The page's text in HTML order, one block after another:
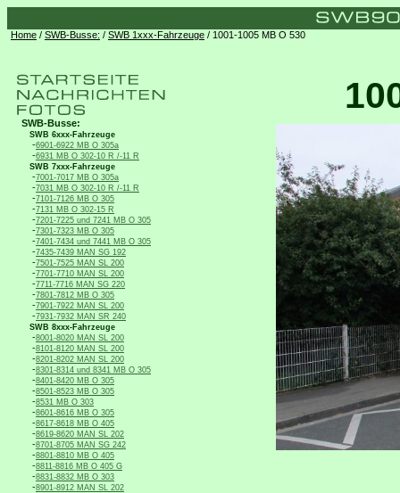
Home / SWB-Busse: / SWB 1xxx-Fahrzeuge / 1001-1005 MB O 530
SWB-Busse:
SWB 6xxx-Fahrzeuge
-6901-6922 MB O 305a
-6931 MB O 302-10 R /-11 R
SWB 7xxx-Fahrzeuge
-7001-7017 MB O 305a
-7031 MB O 302-10 R /-11 R
-7101-7126 MB O 305
-7131 MB O 302-15 R
-7201-7225 und 7241 MB O 305
-7301-7323 MB O 305
-7401-7434 und 7441 MB O 305
-7435-7439 MAN SG 192
-7501-7525 MAN SL 200
-7701-7710 MAN SL 200
-7711-7716 MAN SG 220
-7801-7812 MB O 305
-7901-7922 MAN SL 200
-7931-7932 MAN SR 240
SWB 8xxx-Fahrzeuge
-8001-8020 MAN SL 200
-8101-8120 MAN SL 200
-8201-8202 MAN SL 200
-8301-8314 und 8341 MB O 305
-8401-8420 MB O 305
-8501-8523 MB O 305
-8531 MB O 303
-8601-8616 MB O 305
-8617-8618 MB O 405
-8619-8620 MAN SL 202
-8701-8705 MAN SG 242
-8801-8810 MB O 405
-8811-8816 MB O 405 G
-8831-8832 MB O 303
-8901-8912 MAN SL 202